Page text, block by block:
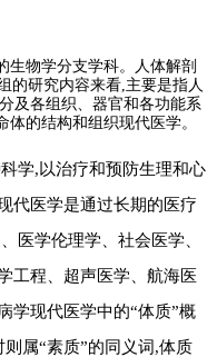
物学分支学科。人体解剖
的研究内容来看,主要是指人
及各组织、器官和各功能系
的结构和组织现代医学。
,以治疗和预防生理和心
代医学是通过长期的医疗
医学伦理学、社会医学、
工程、超声医学、航海医
学现代医学中的“体质”概
属“素质”的同义词,体质